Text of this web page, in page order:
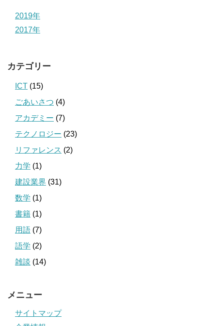
2019年
2017年
カテゴリー
ICT (15)
ごあいさつ (4)
アカデミー (7)
テクノロジー (23)
リファレンス (2)
力学 (1)
建設業界 (31)
数学 (1)
書籍 (1)
用語 (7)
語学 (2)
雑談 (14)
メニュー
サイトマップ